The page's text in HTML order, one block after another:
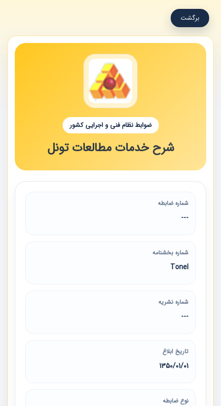
برگشت
ضوابط نظام فنی و اجرایی کشور
شرح خدمات مطالعات تونل
شماره ضابطه
---
شماره بخشنامه
Tonel
شماره نشریه
---
تاریخ ابلاغ
1350/01/01
نوع ضابطه